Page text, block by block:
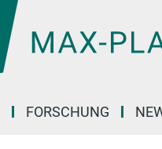
FORSCHUNG